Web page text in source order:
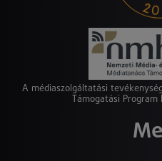
A médiaszolgáltatási
Támogatási